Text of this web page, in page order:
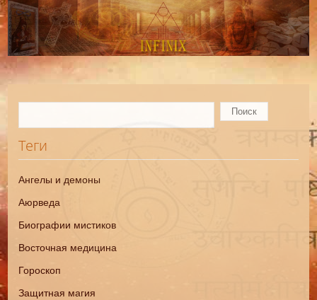
Теги
Ангелы и демоны
Аюрведа
Биографии мистиков
Восточная медицина
Гороскоп
Защитная магия